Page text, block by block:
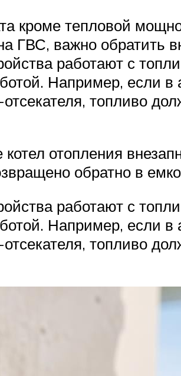
кроме тепловой
ГВС, важно обратить
работают с
Например, если
топливо
отопления
обратно в
работают с
Например, если
топливо